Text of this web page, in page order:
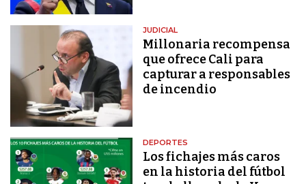
JUDICIAL
Millonaria recompensa
que ofrece Cali para
capturar a responsables
de incendio
DEPORTES
Los fichajes más caros
en la historia del fútbol